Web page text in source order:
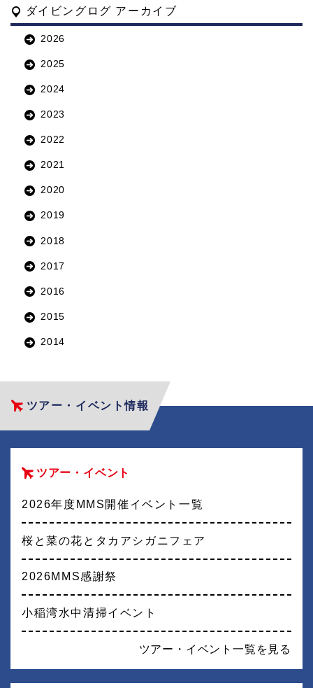
ダイビングログ アーカイブ
2026
2025
2024
2023
2022
2021
2020
2019
2018
2017
2016
2015
2014
ツアー・イベント情報
ツアー・イベント
2026年度MMS開催イベント一覧
桜と菜の花とタカアシガニフェア
2026MMS感謝祭
小稲湾水中清掃イベント
ツアー・イベント一覧を見る